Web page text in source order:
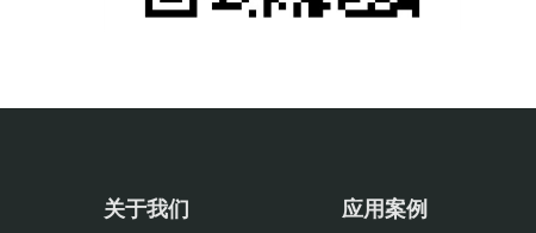
关于我们 应用案例